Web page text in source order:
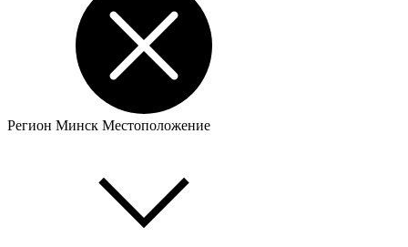
Регион Минск Местоположение